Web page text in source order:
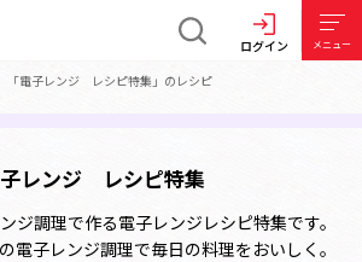
ログイン メニュー
「電子レンジ レシピ特集」のレシピ
レンジ レシピ特集
ジ調理で作る電子レンジレシピ特集です。
電子レンジ調理で毎日の料理をおいしく。